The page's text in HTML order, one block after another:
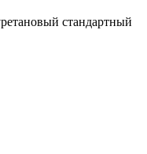
стандартный